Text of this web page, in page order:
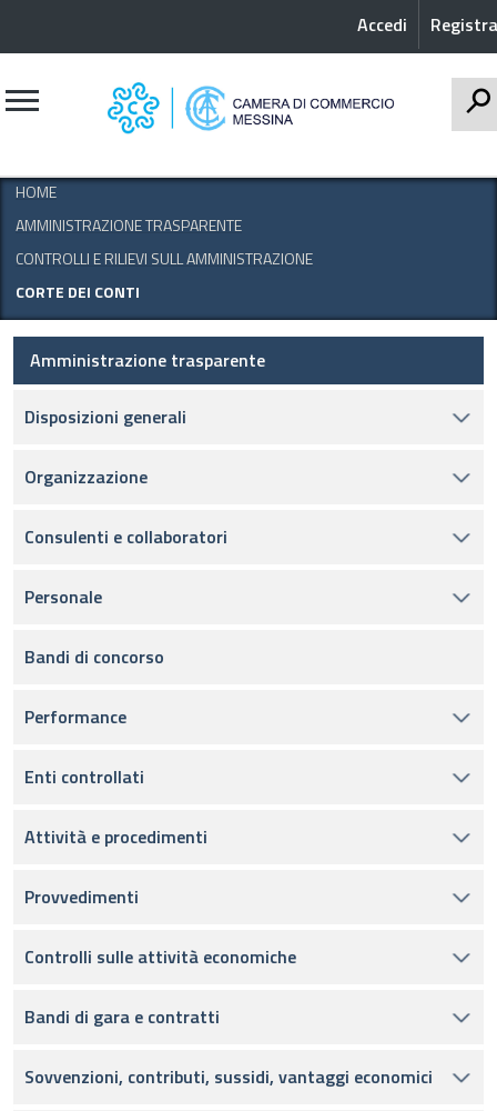
Accedi
HOME
AMMINISTRAZIONE TRASPARENTE
CONTROLLI E RILIEVI SULL AMMINISTRAZIONE
CORTE DEI CONTI
Amministrazione trasparente
Disposizioni generali
Organizzazione
Consulenti e collaboratori
Personale
Bandi di concorso
Performance
Enti controllati
Attività e procedimenti
Provvedimenti
Controlli sulle attività economiche
Bandi di gara e contratti
Sovvenzioni, contributi, sussidi, vantaggi economici